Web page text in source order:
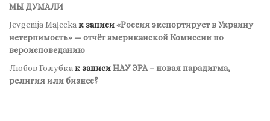
МЫ ДУМАЛИ
Jevgenija Maļecka к записи«Россия экспортирует в Украину
нетерпимость» — отчёт американской Комиссии по
вероисповеданию
Любов Голубка к записиНАУ ЭРА – новая парадигма,
религия или бизнес?